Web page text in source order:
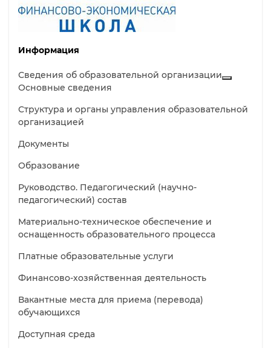
Информация
Сведения об образовательной организации
Основные сведения
Структура и органы управления образовательной
организацией
Документы
Образование
Руководство. Педагогический (научно-
педагогический) состав
Материально-техническое обеспечение и
оснащенность образовательного процесса
Платные образовательные услуги
Финансово-хозяйственная деятельность
Вакантные места для приема (перевода)
обучающихся
Доступная среда